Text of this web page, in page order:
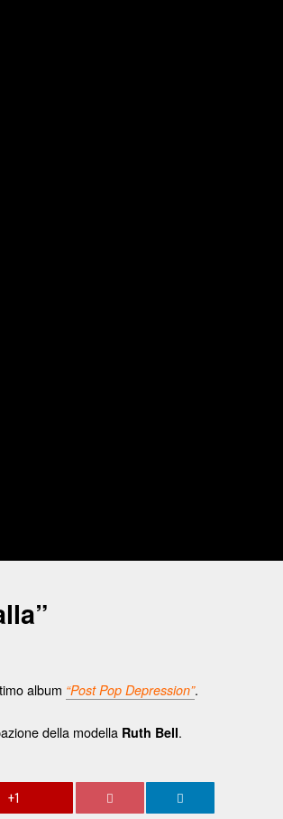
album “Post Pop Depression”.
della modella Ruth Bell.
+1